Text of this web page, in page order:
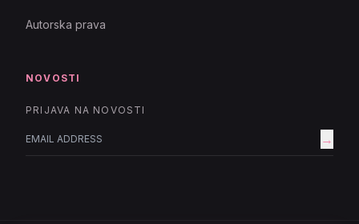
Autorska prava
NOVOSTI
PRIJAVA NA NOVOSTI
→